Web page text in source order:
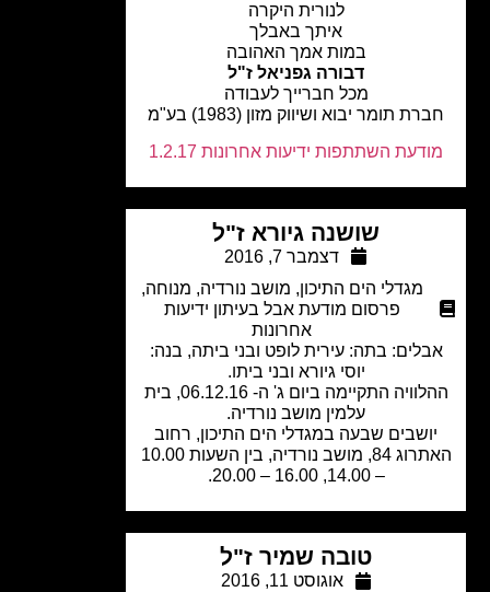
לנורית היקרה
איתך באבלך
במות אמך האהובה
דבורה גפניאל ז"ל
מכל חברייך לעבודה
תומר יבוא ושיווק מזון (1983) בע"מ
השתתפות ידיעות אחרונות 1.2.17
שושנה גיורא ז"ל
דצמבר 7, 2016
מגדלי הים התיכון, מושב נורדיה, מנוחה,
פרסום מודעת אבל בעיתון ידיעות
אחרונות
בתה: עירית לופט ובני ביתה, בנה:
יוסי גיורא ובני ביתו.
ההלוויה התקיימה ביום ג' ה- 06.12.16, בית
עלמין מושב נורדיה.
שבעה במגדלי הים התיכון, רחוב
האתרוג 84, מושב נורדיה, בין השעות 10.00
טובה שמיר ז"ל
אוגוסט 11, 2016